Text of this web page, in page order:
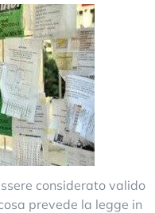
considerato valido
prevede la legge in